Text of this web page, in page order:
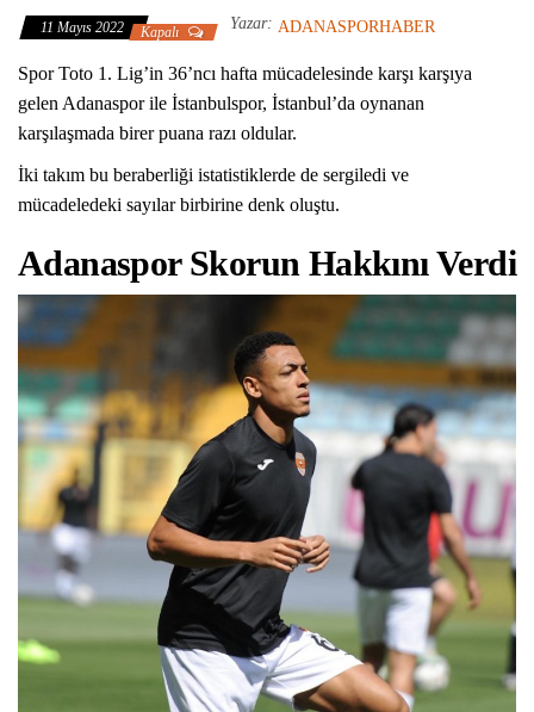
11 Mayıs 2022 Kapalı Yazar: ADANASPORHABER
Spor Toto 1. Lig’in 36’ncı hafta mücadelesinde karşı karşıya
gelen Adanaspor ile İstanbulspor, İstanbul’da oynanan
karşılaşmada birer puana razı oldular.
İki takım bu beraberliği istatistiklerde de sergiledi ve
mücadeledeki sayılar birbirine denk oluştu.
Adanaspor Skorun Hakkını Verdi